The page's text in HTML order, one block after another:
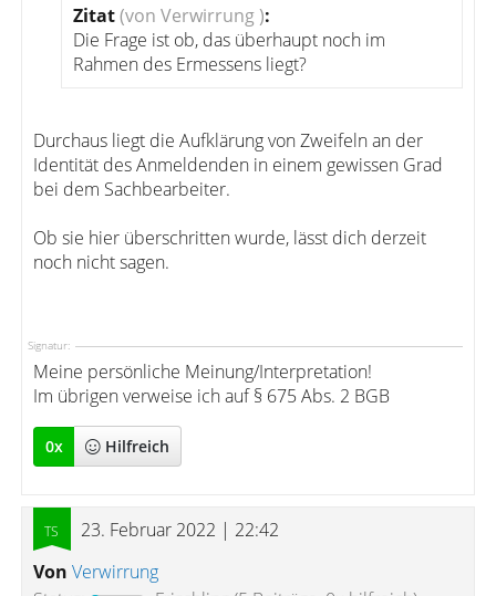
Zitat(von Verwirrung ):
Die Frage ist ob, das überhaupt noch im
Rahmen des Ermessens liegt?
Durchaus liegt die Aufklärung von Zweifeln an der
Identität des Anmeldenden in einem gewissen Grad
bei dem Sachbearbeiter.
Ob sie hier überschritten wurde, lässt dich derzeit
noch nicht sagen.
Signatur:
Meine persönliche Meinung/Interpretation!
Im übrigen verweise ich auf § 675 Abs. 2 BGB
0x Hilfreich
23. Februar 2022 | 22:42
Von Verwirrung